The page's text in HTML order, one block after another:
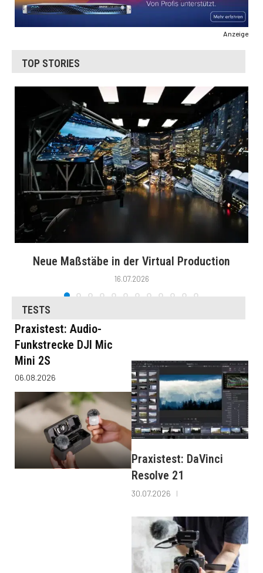
Anzeige
TOP STORIES
Neue Maßstäbe in der Virtual Production
16.07.2026
TESTS
Praxistest: Audio-
Funkstrecke DJI Mic
Mini 2S
06.08.2026
Praxistest: DaVinci
Resolve 21
30.07.2026